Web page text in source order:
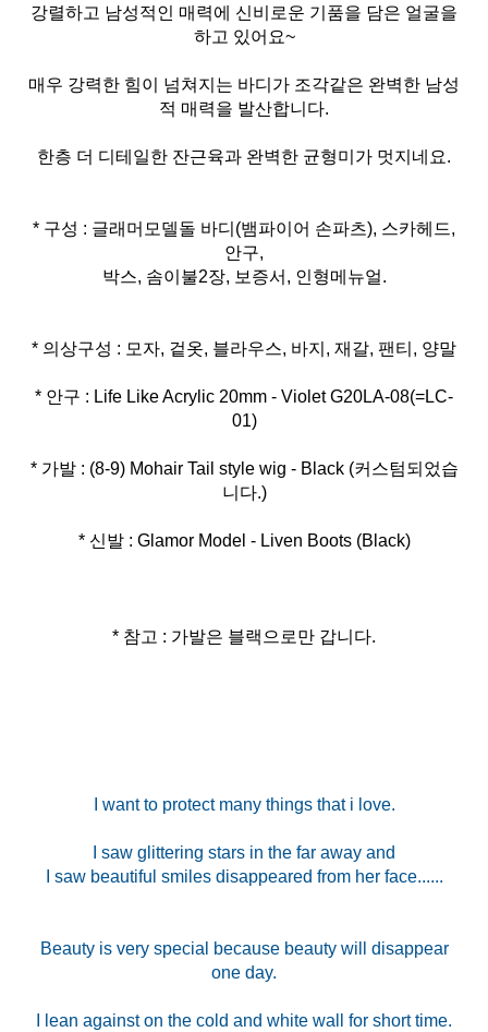
강렬하고 남성적인 매력에 신비로운 기품을 담은 얼굴을
하고 있어요~
매우 강력한 힘이 넘쳐지는 바디가 조각같은 완벽한 남성
적 매력을 발산합니다.
한층 더 디테일한 잔근육과 완벽한 균형미가 멋지네요.
* 구성 : 글래머모델돌 바디(뱀파이어 손파츠), 스카헤드,
안구,
박스, 솜이불2장, 보증서, 인형메뉴얼.
* 안구 : Life Like Acrylic 20mm - Violet G20LA-08(=LC-
01)
* 가발 : (8-9) Mohair Tail style wig - Black (커스텀되었습
니다.)
* 신발 : Glamor Model - Liven Boots (Black)
* 참고 : 가발은 블랙으로만 갑니다.
I want to protect many things that i love.
I saw glittering stars in the far away and
I saw beautiful smiles disappeared from her face......
Beauty is very special because beauty will disappear
one day.
I lean against on the cold and white wall for short time.